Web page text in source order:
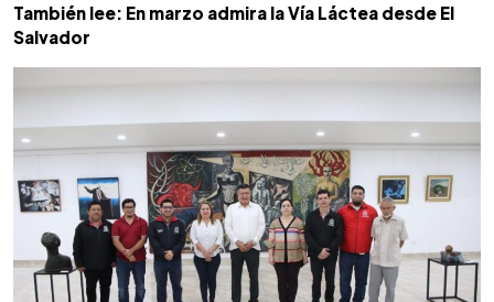
También lee: En marzo admira la Vía Láctea desde El
Salvador